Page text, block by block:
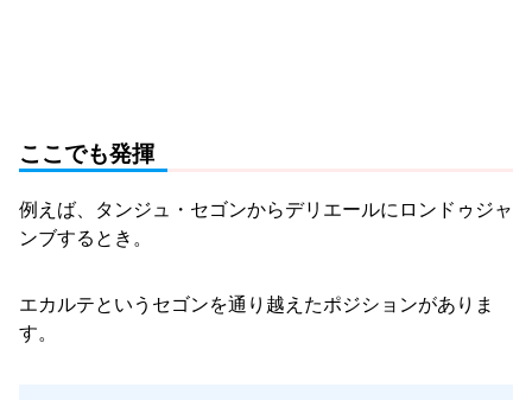
ここでも発揮
例えば、タンジュ・セゴンからデリエールにロンドゥジャ
ンブするとき。
エカルテというセゴンを通り越えたポジションがありま
す。